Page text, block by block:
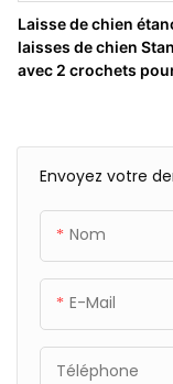
Envoyez votre
Nom
E-Mail
Téléphone
Laisse de chien
laisses de chien
avec 2 crochets